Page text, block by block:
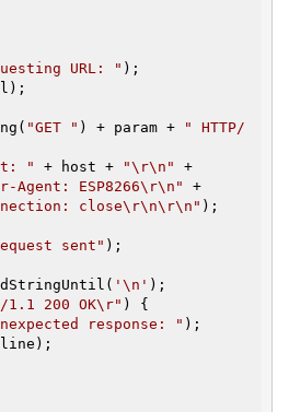
URL: " );
"GET " ) + param +
" HTTP/
"
+ host + "\r\n"
+
Agent: ESP8266\r\n"
+
close\r\n\r\n" );
sent" );
'\n' );
1.1 200 OK\r" ) {
response: " );